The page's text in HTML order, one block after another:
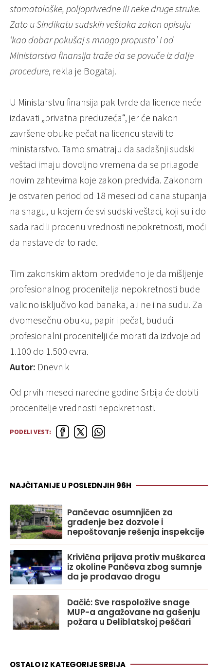
stomatološke, poljoprivredne ili neke druge struke.
Zato u Sindikatu sudskih veštaka zakon opisuju
‘kao dobar pokušaj s mnogo propusta’ i od
Ministarstva finansija traže da se povuče iz dalje
procedure, rekla je Bogataj.
U Ministarstvu finansija pak tvrde da licence neće
izdavati „privatna preduzeća“, jer će nakon
završene obuke pečat na licencu staviti to
ministarstvo. Tamo smatraju da sadašnji sudski
veštaci imaju dovoljno vremena da se prilagode
novim zahtevima koje zakon predviđa. Zakonom
je ostvaren period od 18 meseci od dana stupanja
na snagu, u kojem će svi sudski veštaci, koji su i do
sada radili procenu vrednosti nepokretnosti, moći
da nastave da to rade.
Tim zakonskim aktom predviđeno je da mišljenje
profesionalnog procenitelja nepokretnosti bude
validno isključivo kod banaka, ali ne i na sudu. Za
dvomesečnu obuku, papir i pečat, budući
profesionalni procenitelji će morati da izdvoje od
1.100 do 1.500 evra.
Autor: Dnevnik
Od prvih meseci naredne godine Srbija će dobiti
procenitelje vrednosti nepokretnosti.
PODELI VEST:
NAJČITANIJE U POSLEDNJIH 96H
Pančevac osumnjičen za
građenje bez dozvole i
nepoštovanje rešenja inspekcije
Krivična prijava protiv muškarca
iz okoline Pančeva zbog sumnje
da je prodavao drogu
Dačić: Sve raspoložive snage
MUP-a angažovane na gašenju
požara u Deliblatskoj peščari
OSTALO IZ KATEGORIJE SRBIJA